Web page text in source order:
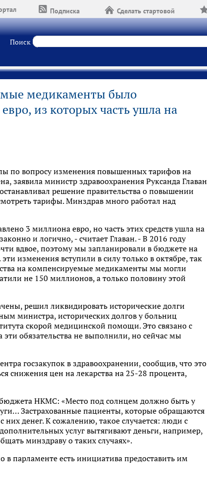
Сделать стартовой
Подписка
Поиск
медикаменты было
из которых часть ушла на
по вопросу изменения повышенных тарифов на
заявила министр здравоохранения Руксанда Главан
решение правительства о повышении
тарифы. Минздрав много работал над
3 миллиона евро, но часть этих средств ушла на
и логично, - считает Главан. - В 2016 году
вдвое, поэтому мы запланировали в бюджете на
изменения вступили в силу только в октябре, так
на компенсируемые медикаменты мы могли
не 150 миллионов, а только половину этой
решил ликвидировать исторические долги
министра, исторических долгов у больниц
скорой медицинской помощи. Это связано с
обязательства не выполнили, но сейчас мы
госзакупок в здравоохранении, сообщив, что это
снижения цен на лекарства на 25-28 процента,
НКМС: «Место под солнцем должно быть у
Застрахованные пациенты, которые обращаются
денег. К сожалению, такое случается: люди с
услуг вытягивают деньги, например,
минздраву о таких случаях».
парламенте есть инициатива предоставить им